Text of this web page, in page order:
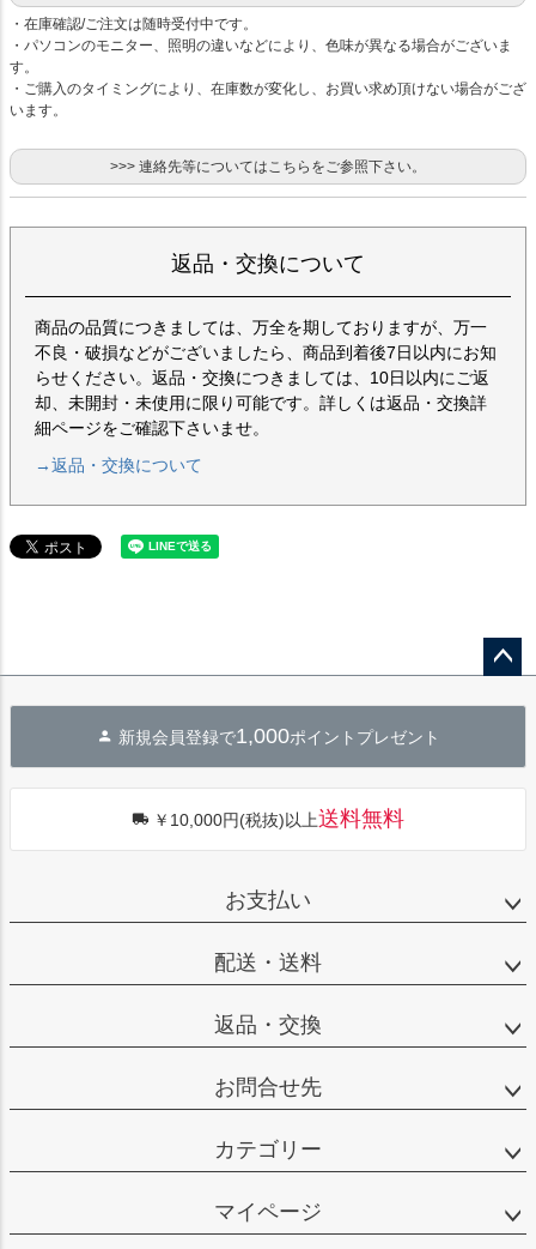
・在庫確認/ご注文は随時受付中です。
・パソコンのモニター、照明の違いなどにより、色味が異なる場合がございま
す。
・ご購入のタイミングにより、在庫数が変化し、お買い求め頂けない場合がござ
います。
>>> 連絡先等についてはこちらをご参照下さい。
返品・交換について
商品の品質につきましては、万全を期しておりますが、万一
不良・破損などがございましたら、商品到着後7日以内にお知
らせください。返品・交換につきましては、10日以内にご返
却、未開封・未使用に限り可能です。詳しくは返品・交換詳
細ページをご確認下さいませ。
→返品・交換について
へ
新規会員登録で1,000ポイントプレゼント
￥10,000円(税抜)以上送料無料
お支払い
配送・送料
返品・交換
お問合せ先
カテゴリー
マイページ